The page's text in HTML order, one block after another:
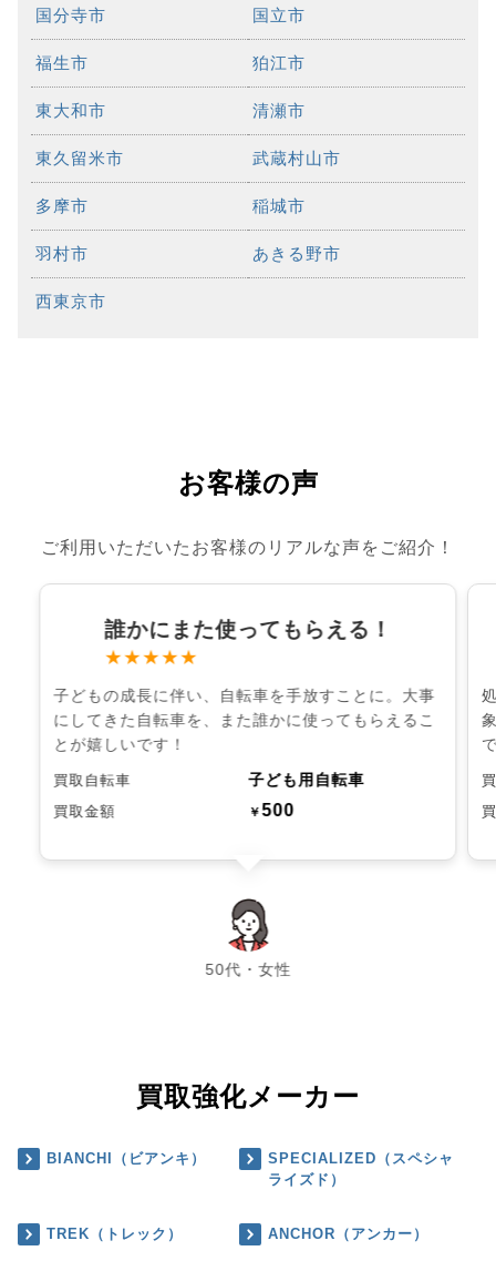
国分寺市 国立市
福生市 狛江市
東大和市 清瀬市
東久留米市 武蔵村山市
多摩市 稲城市
羽村市 あきる野市
西東京市
お客様の声
ご利用いただいたお客様のリアルな声をご紹介！
誰かにまた使ってもらえる！
★★★★★
子どもの成長に伴い、自転車を手放すことに。大事
にしてきた自転車を、また誰かに使ってもらえるこ
とが嬉しいです！
買取自転車 子ども用自転車
買取金額 ￥500
50代・女性
chevron_left chevron_right
買取強化メーカー
BIANCHI（ビアンキ）
SPECIALIZED（スペシャ
ライズド）
TREK（トレック） ANCHOR（アンカー）